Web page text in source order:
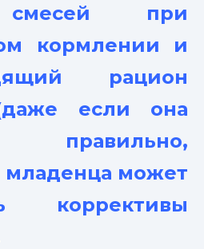
при
кормлении и
рацион
если она
правильно,
младенца может
коррективы